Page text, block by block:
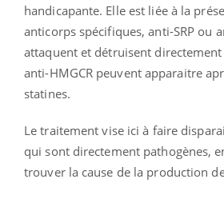
handicapante. Elle est liée à la
anticorps spécifiques, anti-SRP ou
attaquent et détruisent directement
anti-HMGCR peuvent apparaitre
statines.
Le traitement vise ici à faire
qui sont directement pathogènes,
trouver la cause de la production